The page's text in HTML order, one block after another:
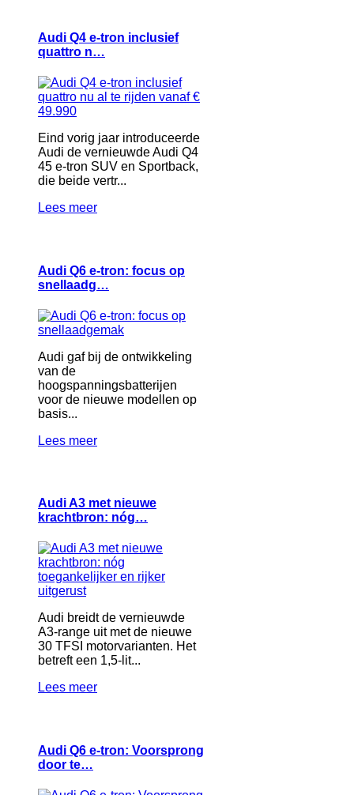
Audi Q4 e-tron inclusief
quattro n…
Eind vorig jaar introduceerde
Audi de vernieuwde Audi Q4
45 e-tron SUV en Sportback,
die beide vertr...
Lees meer
Audi Q6 e-tron: focus op
snellaadg…
Audi gaf bij de ontwikkeling
van de
hoogspanningsbatterijen
voor de nieuwe modellen op
basis...
Lees meer
Audi A3 met nieuwe
krachtbron: nóg…
Audi breidt de vernieuwde
A3-range uit met de nieuwe
30 TFSI motorvarianten. Het
betreft een 1,5-lit...
Lees meer
Audi Q6 e-tron: Voorsprong
door te…